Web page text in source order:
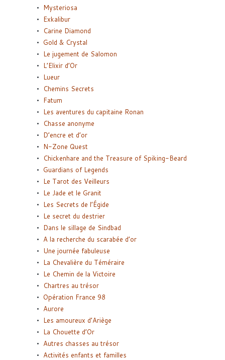
Mysteriosa
Exkalibur
Carine Diamond
Gold & Crystal
Le jugement de Salomon
L’Elixir d’Or
Lueur
Chemins Secrets
Fatum
Les aventures du capitaine Ronan
Chasse anonyme
D’encre et d’or
N-Zone Quest
Chickenhare and the Treasure of Spiking-Beard
Guardians of Legends
Le Tarot des Veilleurs
Le Jade et le Granit
Les Secrets de l’Égide
Le secret du destrier
Dans le sillage de Sindbad
A la recherche du scarabée d’or
Une journée fabuleuse
La Chevalière du Téméraire
Le Chemin de la Victoire
Chartres au trésor
Opération France 98
Aurore
Les amoureux d’Ariège
La Chouette d’Or
Autres chasses au trésor
Activités enfants et familles